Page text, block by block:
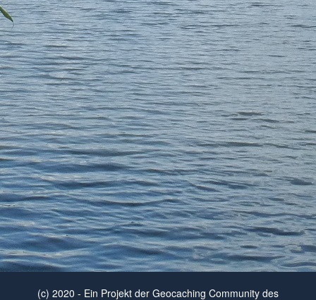
(c) 2020 - Ein Projekt der Geocaching Community des